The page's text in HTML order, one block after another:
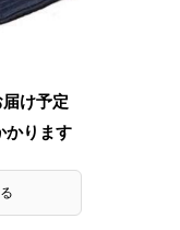
け予定
かります